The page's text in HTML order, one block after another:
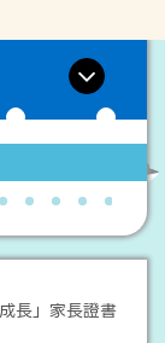
長」家長證書